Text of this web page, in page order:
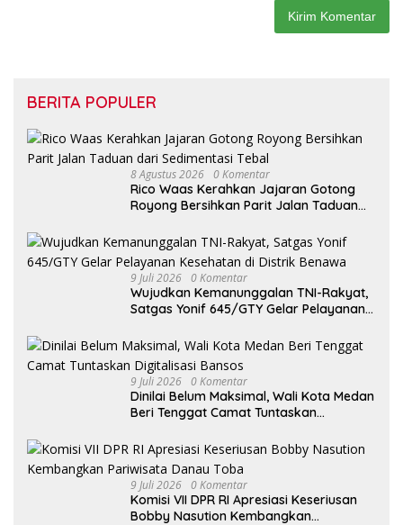
BERITA POPULER
8 Agustus 2026 0 Komentar
Rico Waas Kerahkan Jajaran Gotong
Royong Bersihkan Parit Jalan Taduan
9 Juli 2026 0 Komentar
Wujudkan Kemanunggalan TNI-Rakyat,
Satgas Yonif 645/GTY Gelar Pelayanan
9 Juli 2026 0 Komentar
Dinilai Belum Maksimal, Wali Kota Medan
Beri Tenggat Camat Tuntaskan
9 Juli 2026 0 Komentar
Komisi VII DPR RI Apresiasi Keseriusan
Bobby Nasution Kembangkan